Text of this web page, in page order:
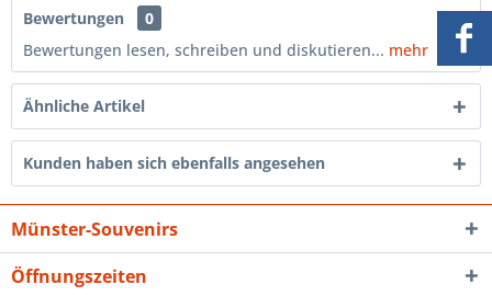
Bewertungen
0
Bewertungen lesen, schreiben und diskutieren... mehr
Ähnliche Artikel
Kunden haben sich ebenfalls angesehen
Münster-Souvenirs
Öffnungszeiten